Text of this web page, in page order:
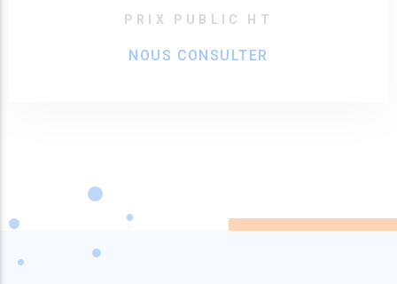
PRIX PUBLIC HT
NOUS CONSULTER